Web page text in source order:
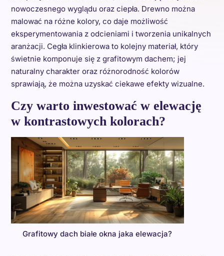
nowoczesnego wyglądu oraz ciepła. Drewno można
malować na różne kolory, co daje możliwość
eksperymentowania z odcieniami i tworzenia unikalnych
aranżacji. Cegła klinkierowa to kolejny materiał, który
świetnie komponuje się z grafitowym dachem; jej
naturalny charakter oraz różnorodność kolorów
sprawiają, że można uzyskać ciekawe efekty wizualne.
Czy warto inwestować w elewację
w kontrastowych kolorach?
Grafitowy dach białe okna jaka elewacja?